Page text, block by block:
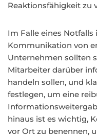
Reaktionsfähigkeit zu
Im Falle eines
Kommunikation von
Unternehmen sollten
Mitarbeiter darüber
handeln sollen, und
festlegen, um eine
hinaus ist es wichtig,
vor Ort zu benennen,